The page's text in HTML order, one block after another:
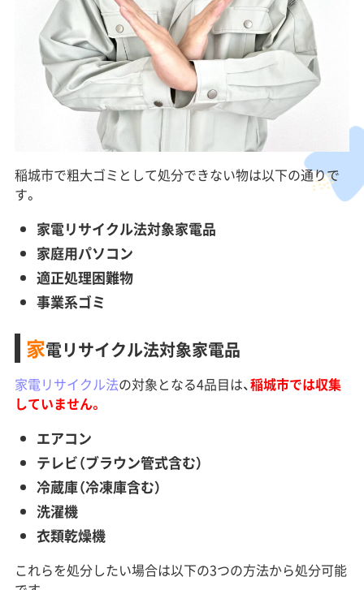
稲城市で粗大ゴミとして処分できない物は以下の通りで
す。
家電リサイクル法対象家電品
家庭用パソコン
適正処理困難物
事業系ゴミ
家電リサイクル法対象家電品
家電リサイクル法の対象となる4品目は、稲城市では収集
していません。
エアコン
テレビ（ブラウン管式含む）
冷蔵庫（冷凍庫含む）
洗濯機
衣類乾燥機
これらを処分したい場合は以下の3つの方法から処分可能